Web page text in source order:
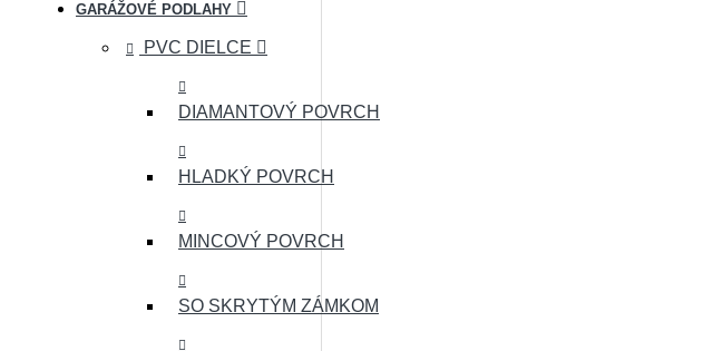
GARÁŽOVÉ PODLAHY
PVC DIELCE
DIAMANTOVÝ POVRCH
HLADKÝ POVRCH
MINCOVÝ POVRCH
SO SKRYTÝM ZÁMKOM